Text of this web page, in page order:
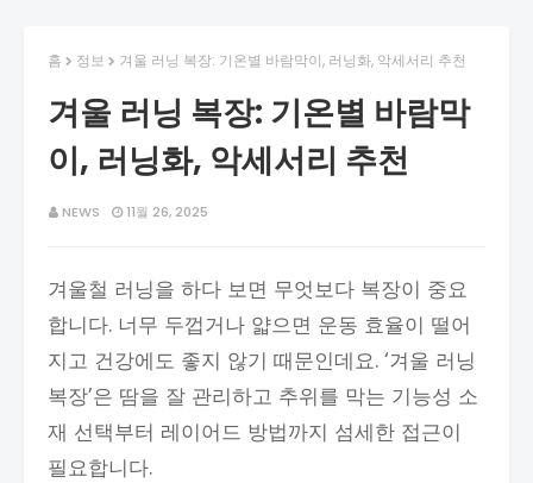
홈 정보 겨울 러닝 복장: 기온별 바람막이, 러닝화, 악세서리 추천
겨울 러닝 복장: 기온별 바람막
이, 러닝화, 악세서리 추천
NEWS 11월 26, 2025
겨울철 러닝을 하다 보면 무엇보다 복장이 중요
합니다. 너무 두껍거나 얇으면 운동 효율이 떨어
지고 건강에도 좋지 않기 때문인데요. ‘겨울 러닝
복장’은 땀을 잘 관리하고 추위를 막는 기능성 소
재 선택부터 레이어드 방법까지 섬세한 접근이
필요합니다.